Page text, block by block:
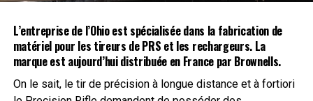
2
août
2026
au
8
2>8
Du
3
3>8
AOÛT
Championnat d’Europe Arbalète Match et Field
2026
Déols
L’entreprise de l’Ohio est spécialisée dans la fabrication de
matériel pour les tireurs de PRS et les rechargeurs. La
marque est aujourd’hui distribuée en France par Brownells.
On le sait, le tir de précision à longue distance et à fortiori